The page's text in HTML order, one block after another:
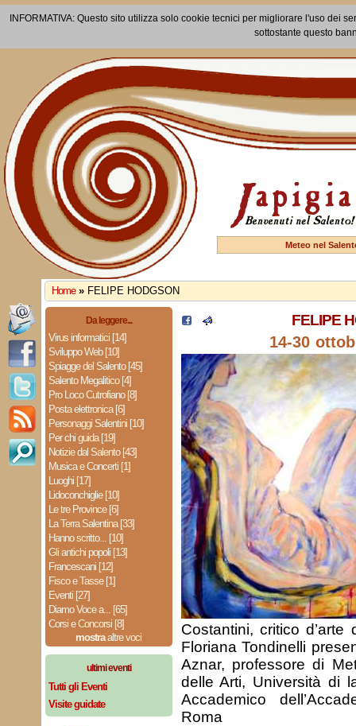
INFORMATIVA: Questo sito utilizza solo cookie tecnici per migliorare l'uso dei
sottostante questo
Meteo nel
Home » FELIPE HODGSON
Da leggere...
Virus informatici [14]
Sviluppo Web [10]
Spiagge del Salento [45]
Salento Megalitico [4]
Pro Loco Cutrofiano [8]
Posta elettronica [6]
Personaggi Salentini [10]
Per chi guida [19]
Notizie dal Salento [43]
Musica e Concerti [1]
Luoghi [17]
Lidoconchiglie [10]
Le tre Province [6]
La Terra Salentina [33]
Hanno scritto... [10]
Gli antichi popoli [13]
Francescani [12]
Fisco e Tasse [1]
Eventi [27]
Diamo Voce a... [65]
Corsi e Concorsi [8]
mostraaltre voci
ultimi eventi
Tutti gli Eventi
Visite guidate
FELIPE
14-30
Costantini, critico d’arte
Floriana Tondinelli
Aznar, professore di
delle Arti, Università di
Accademico
Roma